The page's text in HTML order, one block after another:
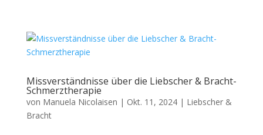
Missverständnisse über die Liebscher & Bracht-
Schmerztherapie
von Manuela Nicolaisen | Okt. 11, 2024| Liebscher &
Bracht